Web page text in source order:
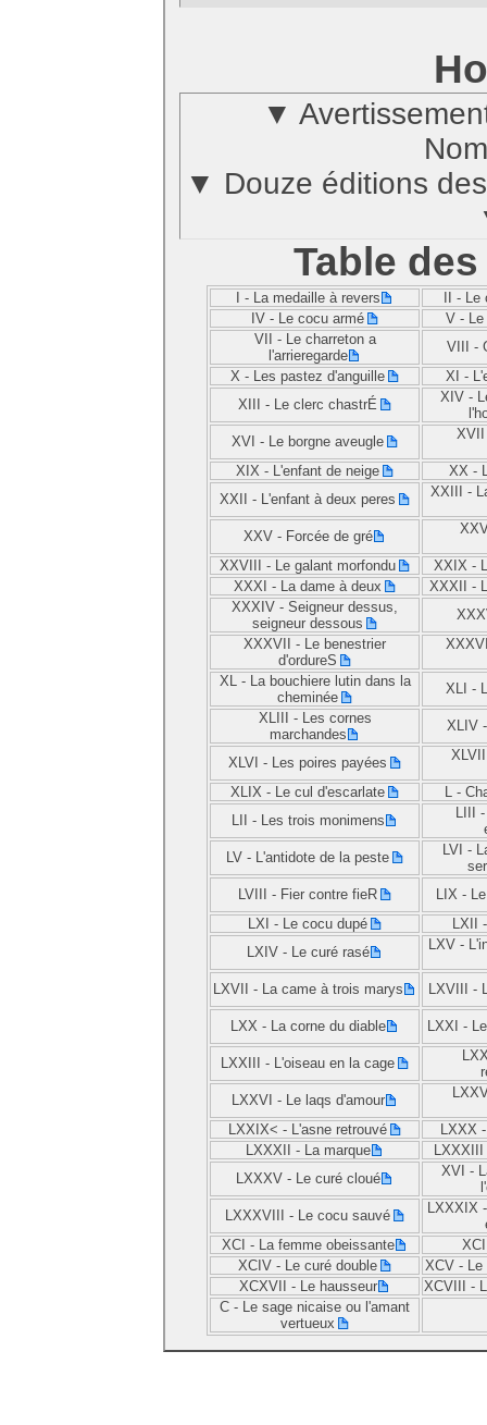
▼
▼ Douze éditions
Table
I - La medaille à revers II - Le
IV - Le cocu armé V -
VII - Le charreton a
l'arrieregarde
VIII -
X - Les pastez d'anguille XI -
XIII - Le clerc chastrÉ XIV -
XVI - Le borgne aveugle
XIX - L'enfant de neige XX -
XXII - L'enfant à deux peres XXIII -
XXV - Forcée de gré
XXVIII - Le galant morfondu XXIX -
XXXI - La dame à deux XXXII -
XXXIV - Seigneur dessus,
seigneur dessous
XXXVII - Le benestrier
d'ordureS
XL - La bouchiere lutin dans la
cheminée
XLI -
XLIII - Les cornes
marchandes
XLIV
XLVI - Les poires payées
XLIX - Le cul d'escarlate L -
LII - Les trois monimens
LIII
LV - L'antidote de la peste LVI -
LVIII - Fier contre fieR LIX -
LXI - Le cocu dupé
LXII
LXIV - Le curé rasé LXV -
LXVII - La came à trois marys LXVIII -
LXX - La corne du diable LXXI -
LXXIII - L'oiseau en la cage
LXXVI - Le laqs d'amour
LXXIX< - L'asne retrouvé
LXXX
LXXXII - La marque
LXXXV - Le curé cloué XVI -
LXXXVIII - Le cocu sauvé
LXXXIX
XCI - La femme obeissante
XCIV - Le curé double XCV -
XCXVII - Le hausseur XCVIII -
C - Le sage nicaise ou l'amant
vertueux